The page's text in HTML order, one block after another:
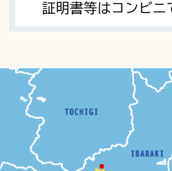
証明書等はコンビニ